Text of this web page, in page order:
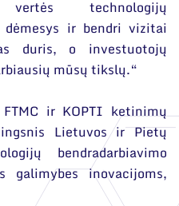
technologijų
ir bendri vizitai
duris, o investuotojų
mūsų tikslų.“
ir KOPTI ketinimų
Lietuvos ir Pietų
bendradarbiavimo
galimybes inovacijoms,